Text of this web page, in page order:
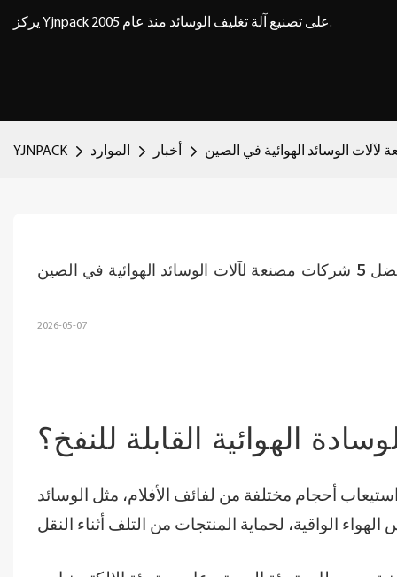
يركز Yjnpack على تصنيع آلة تغليف الوسائد منذ عام 2005.
YJNPACK الموارد أخبار
الوسائد الهوائية في الصين
2026-05-07
الهوائية القابلة للنفخ؟
أحجام مختلفة من لفائف الأفلام، مثل الوسائد